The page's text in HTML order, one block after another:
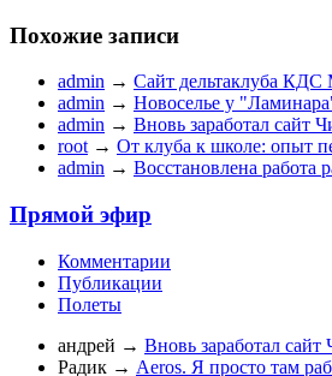
Похожие записи
admin → Cайт дельтаклуба
admin → Новоселье у
admin → Вновь заработал сайт
root → От клуба к школе: опыт
admin → Восстановлена работа
Прямой эфир
Комментарии
Публикации
Полеты
андрей → Вновь заработал сайт
Радик → Aeros. Я просто там